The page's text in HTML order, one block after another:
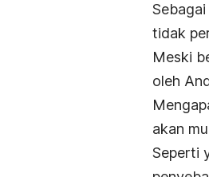
tidak
Meski
oleh
akan
Seperti